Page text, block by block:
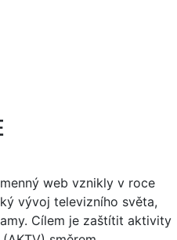
web vznikly v roce
vývoj televizního světa,
Cílem je zaštítit aktivity